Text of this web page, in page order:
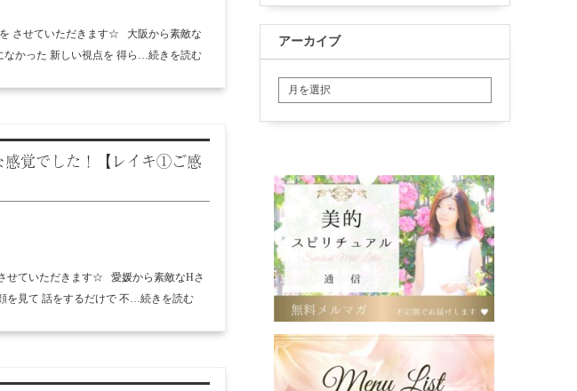
させていただきます☆ 大阪から素敵な
かった 新しい視点を 得ら…続きを読む
感覚でした！【レイキ①ご感
せていただきます☆ 愛媛から素敵なHさ
見て 話をするだけで 不…続きを読む
アーカイブ